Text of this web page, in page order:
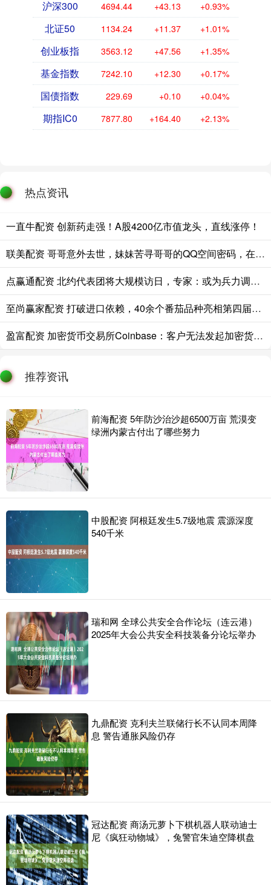
沪深300 4694.44 +43.13 +0.93%
北证50 1134.24 +11.37 +1.01%
创业板指 3563.12 +47.56 +1.35%
基金指数 7242.10 +12.30 +0.17%
国债指数 229.69 +0.10 +0.04%
期指IC0 7877.80 +164.40 +2.13%
热点资讯
一直牛配资 创新药走强！A股4200亿市值龙头，直线涨停！
联美配资 哥哥意外去世，妹妹苦寻哥哥的QQ空间密码，在网友帮助下14年后她终于打开亡兄的QQ，相册里藏着哥哥送给她的“礼物”
点赢通配资 北约代表团将大规模访日，专家：或为兵力调动提前布局
至尚赢家配资 打破进口依赖，40余个番茄品种亮相第四届金山番茄节
盈富配资 加密货币交易所Coinbase：客户无法发起加密货币转账的问题已得到解决
推荐资讯
前海配资 5年防沙治沙超6500万亩 荒漠变
绿洲内蒙古付出了哪些努力
中股配资 阿根廷发生5.7级地震 震源深度
540千米
瑞和网 全球公共安全合作论坛（连云港）
2025年大会公共安全科技装备分论坛举办
九鼎配资 克利夫兰联储行长不认同本周降
息 警告通胀风险仍存
冠达配资 商汤元萝卜下棋机器人联动迪士
尼《疯狂动物城》，兔警官朱迪空降棋盘